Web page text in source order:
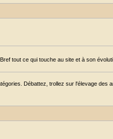
tout ce qui touche au site et à son
Débattez, trollez sur l'élevage des